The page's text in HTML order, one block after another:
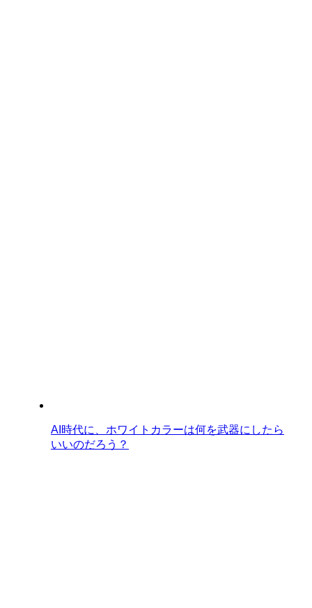
AI時代に、ホワイトカラーは何を武器にしたら
いいのだろう？